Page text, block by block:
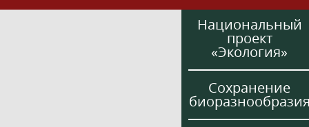
Национальный
проект
«Экология»
Сохранение